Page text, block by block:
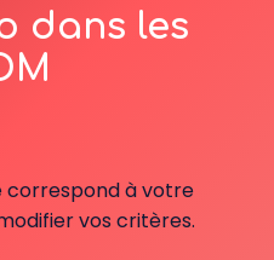
dans les
correspond à votre
vos critères.